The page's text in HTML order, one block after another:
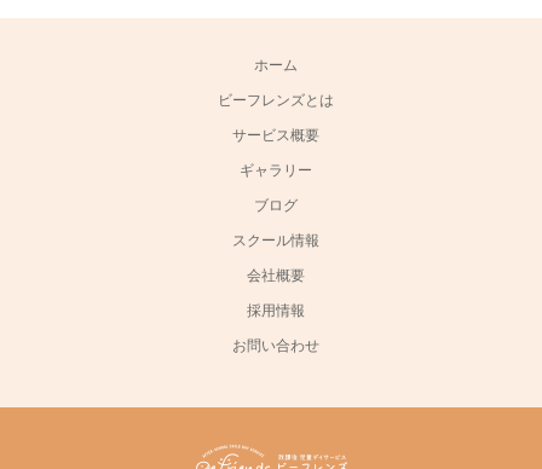
ホーム
ビーフレンズとは
サービス概要
ギャラリー
ブログ
スクール情報
会社概要
採用情報
お問い合わせ